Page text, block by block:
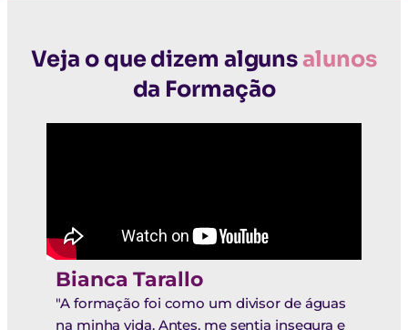
Veja o que dizem algunsalunos
da Formação
Bianca Tarallo
"A formação foi como um divisor de águas
na minha vida. Antes, me sentia insegura e